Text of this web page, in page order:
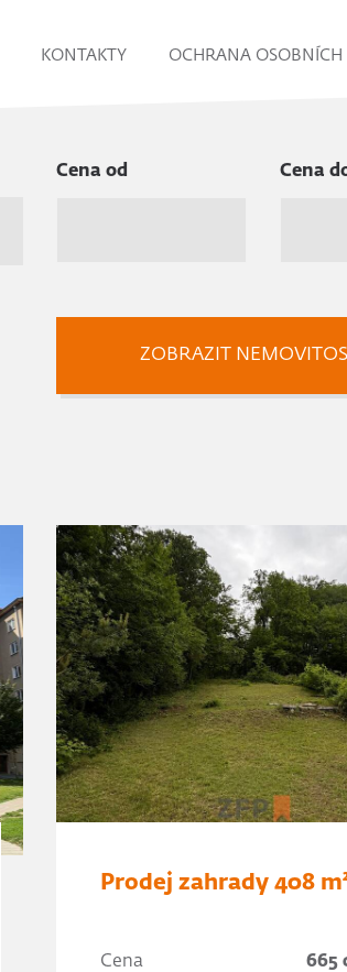
KONTAKTY OCHRANA OSOBNÍCH
Cena od Cena
ZOBRAZIT
Prodej zahrady 408
Cena 665